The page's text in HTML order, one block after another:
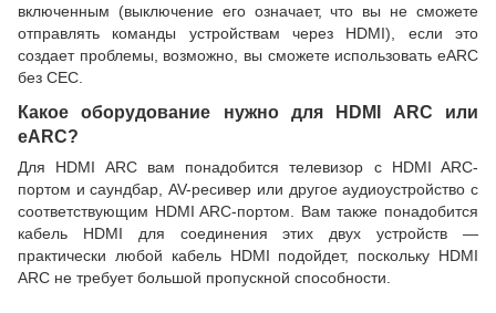
включенным (выключение его означает, что вы не сможете
отправлять команды устройствам через HDMI), если это
создает проблемы, возможно, вы сможете использовать eARC
без CEC.
Какое оборудование нужно для HDMI ARC или
eARC?
Для HDMI ARC вам понадобится телевизор с HDMI ARC-
портом и саундбар, AV-ресивер или другое аудиоустройство с
соответствующим HDMI ARC-портом. Вам также понадобится
кабель HDMI для соединения этих двух устройств —
практически любой кабель HDMI подойдет, поскольку HDMI
ARC не требует большой пропускной способности.